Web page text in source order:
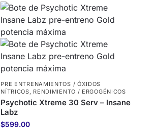
PRE ENTRENAMIENTOS / ÓXIDOS
NÍTRICOS, RENDIMIENTO / ERGOGÉNICOS
Psychotic Xtreme 30 Serv – Insane
Labz
$599.00